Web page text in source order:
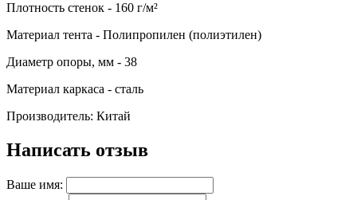
Плотность стенок - 160 г/м²
Материал тента - Полипропилен (полиэтилен)
Диаметр опоры, мм - 38
Материал каркаса - сталь
Производитель: Китай
Написать отзыв
Ваше имя: